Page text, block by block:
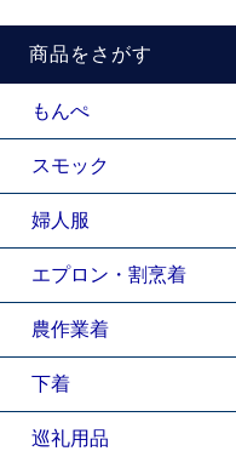
商品をさがす
もんぺ
スモック
婦人服
エプロン・割烹着
農作業着
下着
巡礼用品